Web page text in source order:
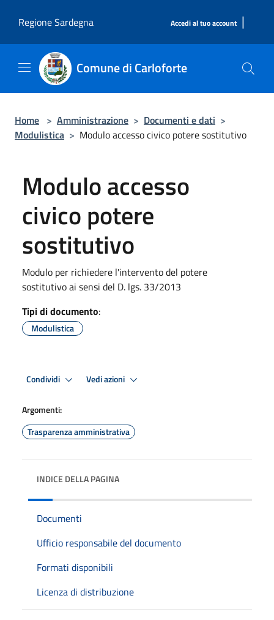
Regione Sardegna
Accedi al tuo account |
Comune di Carloforte
Home > Amministrazione > Documenti e dati >
Modulistica > Modulo accesso civico potere sostitutivo
Modulo accesso
civico potere
sostitutivo
Modulo per richiedere l'intervento del potere
sostitutivo ai sensi del D. lgs. 33/2013
Tipi di documento:
Modulistica
Condividi Vedi azioni
Argomenti:
Trasparenza amministrativa
INDICE DELLA PAGINA
Documenti
Ufficio responsabile del documento
Formati disponibili
Licenza di distribuzione